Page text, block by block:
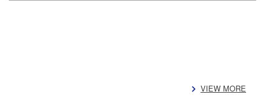
VIEW MORE